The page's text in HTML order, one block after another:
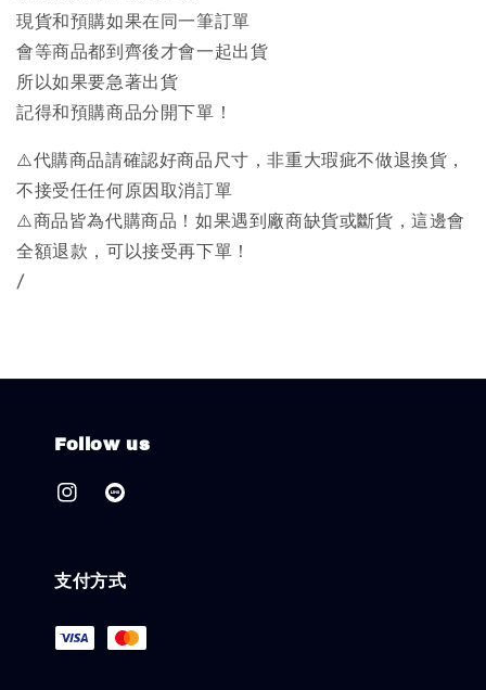
現貨和預購如果在同一筆訂單
會等商品都到齊後才會一起出貨
所以如果要急著出貨
記得和預購商品分開下單！
⚠️代購商品請確認好商品尺寸，非重大瑕疵不做退換貨，
不接受任任何原因取消訂單
⚠️商品皆為代購商品！如果遇到廠商缺貨或斷貨，這邊會
全額退款，可以接受再下單！
/
Follow us
支付方式